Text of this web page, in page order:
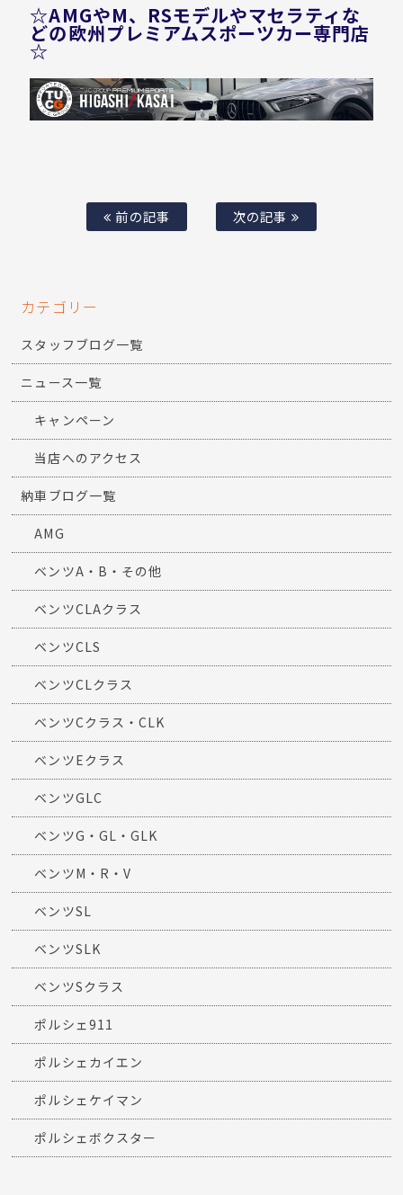
☆AMGやM、RSモデルやマセラティな
どの欧州プレミアムスポーツカー専門店
☆
前の記事 次の記事
カテゴリー
スタッフブログ一覧
ニュース一覧
キャンペーン
当店へのアクセス
納車ブログ一覧
AMG
ベンツA・B・その他
ベンツCLAクラス
ベンツCLS
ベンツCLクラス
ベンツCクラス・CLK
ベンツEクラス
ベンツGLC
ベンツG・GL・GLK
ベンツM・R・V
ベンツSL
ベンツSLK
ベンツSクラス
ポルシェ911
ポルシェカイエン
ポルシェケイマン
ポルシェボクスター